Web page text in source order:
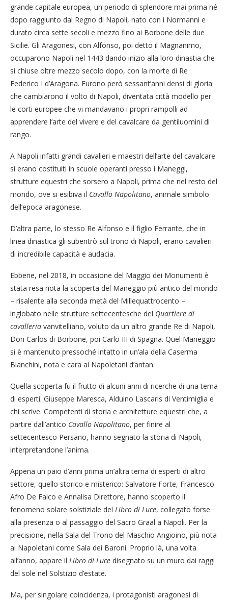
grande capitale europea, un periodo di splendore mai prima né
dopo raggiunto dal Regno di Napoli, nato con i Normanni e
durato circa sette secoli e mezzo fino ai Borbone delle due
Sicilie. Gli Aragonesi, con Alfonso, poi detto il Magnanimo,
occuparono Napoli nel 1443 dando inizio alla loro dinastia che
si chiuse oltre mezzo secolo dopo, con la morte di Re
Federico I d’Aragona. Furono però sessant’anni densi di gloria
che cambiarono il volto di Napoli, diventata città modello per
le corti europee che vi mandavano i propri rampolli ad
apprendere l’arte del vivere e del cavalcare da gentiluomini di
rango.
A Napoli infatti grandi cavalieri e maestri dell’arte del cavalcare
si erano costituiti in scuole operanti presso i Maneggi,
strutture equestri che sorsero a Napoli, prima che nel resto del
mondo, ove si esibiva il Cavallo Napolitano, animale simbolo
dell’epoca aragonese.
D’altra parte, lo stesso Re Alfonso e il figlio Ferrante, che in
linea dinastica gli subentrò sul trono di Napoli, erano cavalieri
di incredibile capacità e audacia.
Ebbene, nel 2018, in occasione del Maggio dei Monumenti è
stata resa nota la scoperta del Maneggio più antico del mondo
– risalente alla seconda metà del Millequattrocento –
inglobato nelle strutture settecentesche del Quartiere di
cavalleria vanvitelliano, voluto da un altro grande Re di Napoli,
Don Carlos di Borbone, poi Carlo III di Spagna. Quel Maneggio
si è mantenuto pressoché intatto in un’ala della Caserma
Bianchini, nota e cara ai Napoletani d’antan.
Quella scoperta fu il frutto di alcuni anni di ricerche di una terna
di esperti: Giuseppe Maresca, Alduino Lascaris di Ventimiglia e
chi scrive. Competenti di storia e architetture equestri che, a
partire dall’antico Cavallo Napolitano, per finire al
settecentesco Persano, hanno segnato la storia di Napoli,
interpretandone l’anima.
Appena un paio d’anni prima un’altra terna di esperti di altro
settore, quello storico e misterico: Salvatore Forte, Francesco
Afro De Falco e Annalisa Direttore, hanno scoperto il
fenomeno solare solstiziale del Libro di Luce, collegato forse
alla presenza o al passaggio del Sacro Graal a Napoli. Per la
precisione, nella Sala del Trono del Maschio Angioino, più nota
ai Napoletani come Sala dei Baroni. Proprio là, una volta
all’anno, appare il Libro di Luce disegnato su un muro dai raggi
del sole nel Solstizio d’estate.
Ma, per singolare coincidenza, i protagonisti aragonesi di